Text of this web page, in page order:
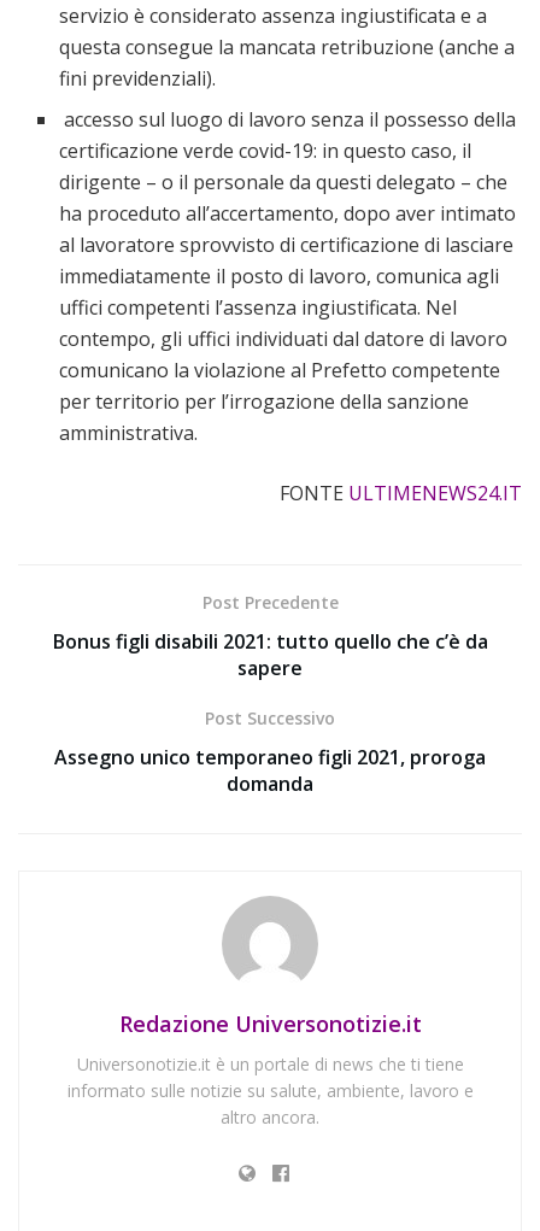
servizio è considerato assenza ingiustificata e a
questa consegue la mancata retribuzione (anche a
fini previdenziali).
accesso sul luogo di lavoro senza il possesso della
certificazione verde covid-19: in questo caso, il
dirigente – o il personale da questi delegato – che
ha proceduto all’accertamento, dopo aver intimato
al lavoratore sprovvisto di certificazione di lasciare
immediatamente il posto di lavoro, comunica agli
uffici competenti l’assenza ingiustificata. Nel
contempo, gli uffici individuati dal datore di lavoro
comunicano la violazione al Prefetto competente
per territorio per l’irrogazione della sanzione
amministrativa.
FONTE ULTIMENEWS24.IT
Post Precedente
Bonus figli disabili 2021: tutto quello che c’è da
sapere
Post Successivo
Assegno unico temporaneo figli 2021, proroga
domanda
Redazione Universonotizie.it
Universonotizie.it è un portale di news che ti tiene
informato sulle notizie su salute, ambiente, lavoro e
altro ancora.